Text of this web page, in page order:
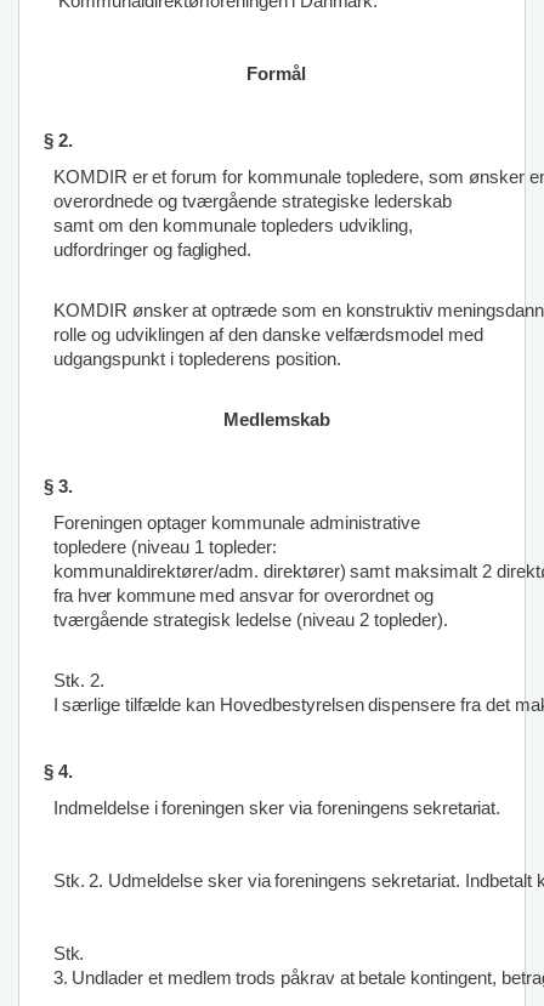
Formål
§ 2.
KOMDIR er et forum for kommunale topledere, som ønsker
overordnede og tværgående strategiske lederskab
samt om den kommunale topleders udvikling,
udfordringer og faglighed.
KOMDIR ønsker at optræde som en konstruktiv
rolle og udviklingen af den danske velfærdsmodel med
udgangspunkt i toplederens position.
Medlemskab
§ 3.
Foreningen optager kommunale administrative
topledere (niveau 1 topleder:
kommunaldirektører/adm. direktører) samt maksimalt 2
fra hver kommune med ansvar for overordnet og
tværgående strategisk ledelse (niveau 2 topleder).
Stk. 2.
særlige tilfælde kan Hovedbestyrelsen dispensere fra det
§ 4.
Indmeldelse i foreningen sker via foreningens sekretariat.
Stk. 2. Udmeldelse sker via foreningens sekretariat. Indbetalt
Stk.
3. Undlader et medlem trods påkrav at betale kontingent,